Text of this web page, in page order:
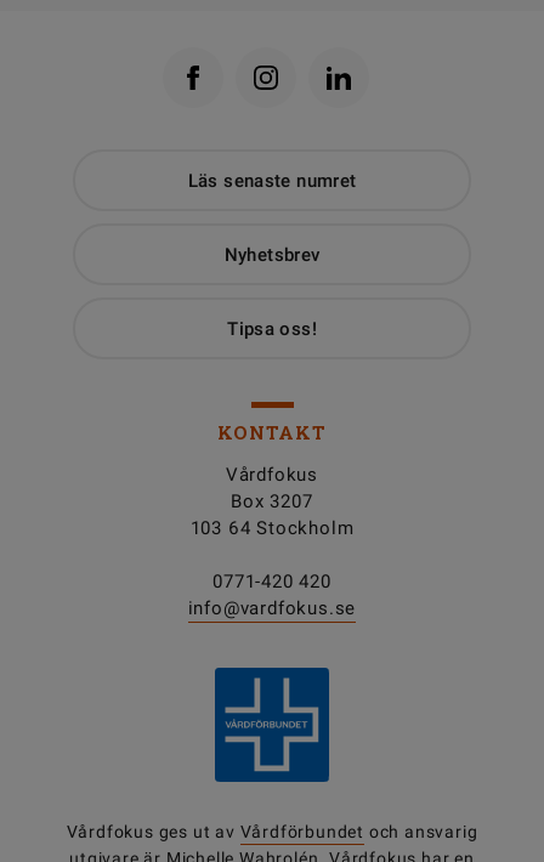
Läs senaste numret
Nyhetsbrev
Tipsa oss!
KONTAKT
Vårdfokus
Box 3207
103 64 Stockholm
0771-420 420
info@vardfokus.se
Vårdfokus ges ut av Vårdförbundet och ansvarig